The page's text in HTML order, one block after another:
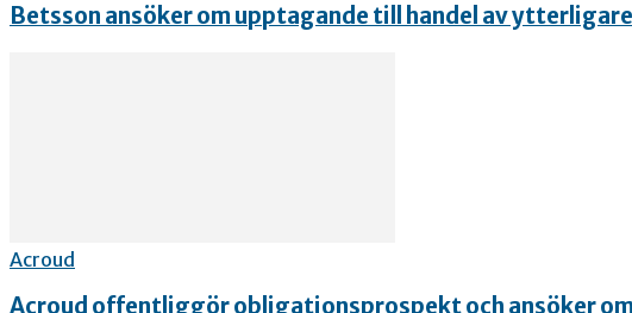
Betsson ansöker om upptagande till handel av
Acroud
Acroud offentliggör obligationsprospekt och ansöker